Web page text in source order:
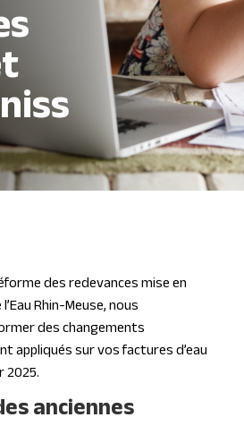
des redevances mise en
Rhin-Meuse, nous
des changements
appliqués sur vos factures d’eau
2025.
anciennes